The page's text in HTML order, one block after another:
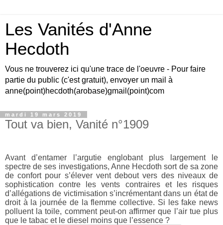
Les Vanités d'Anne
Hecdoth
Vous ne trouverez ici qu'une trace de l'oeuvre - Pour faire
partie du public (c'est gratuit), envoyer un mail à
anne(point)hecdoth(arobase)gmail(point)com
mardi 19 mars 2019
Tout va bien, Vanité n°1909
Avant d’entamer l’argutie englobant plus largement le
spectre de ses investigations, Anne Hecdoth sort de sa zone
de confort pour s’élever vent deboutvers des niveaux de
sophisticationcontre les vents contraires et les risques
d’allégations de victimisation s’incrémentant dans un état de
droit à la journée de la flemme collective. Si les fake news
polluent la toile, comment peut-on affirmer que l’air tue plus
que le tabac et le diesel moins que l’essence ?